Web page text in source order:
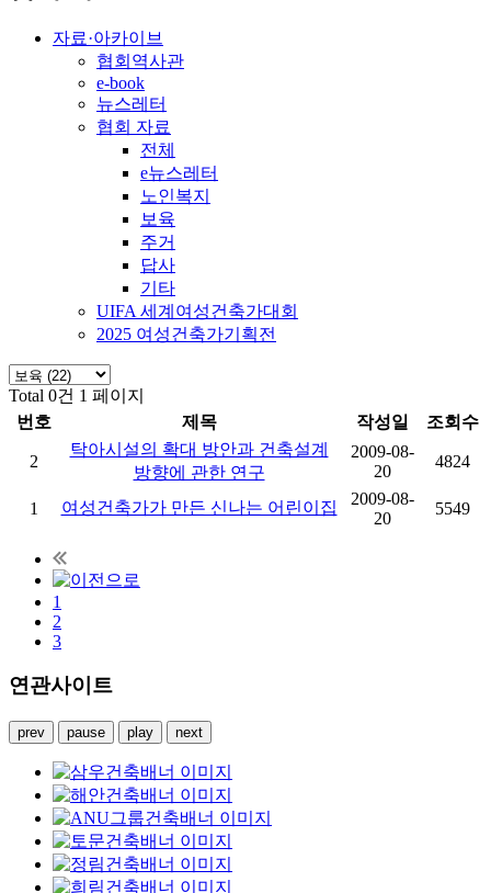
자료·아카이브
협회역사관
e-book
뉴스레터
협회 자료
전체
e뉴스레터
노인복지
보육
주거
답사
기타
UIFA 세계여성건축가대회
2025 여성건축가기획전
Total 0건 1 페이지
번호
제목 작성일 조회수
2
탁아시설의 확대 방안과 건축설계
방향에 관한 연구
2009-08-
20
4824
1 여성건축가가 만든 신나는 어린이집
2009-08-
20
5549
1
2
3
연관사이트
prev pause play next